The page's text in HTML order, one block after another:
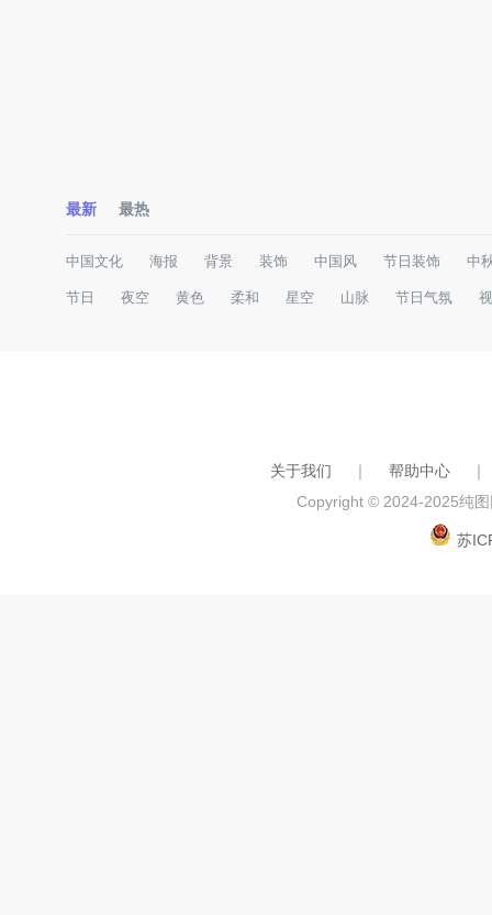
最新 最热
中国文化 海报 背景 装饰 中国风 节日装饰 中
节日 夜空 黄色 柔和 星空 山脉 节日气氛
关于我们 ｜ 帮助中心
｜
Copyright © 2024-2025纯
苏